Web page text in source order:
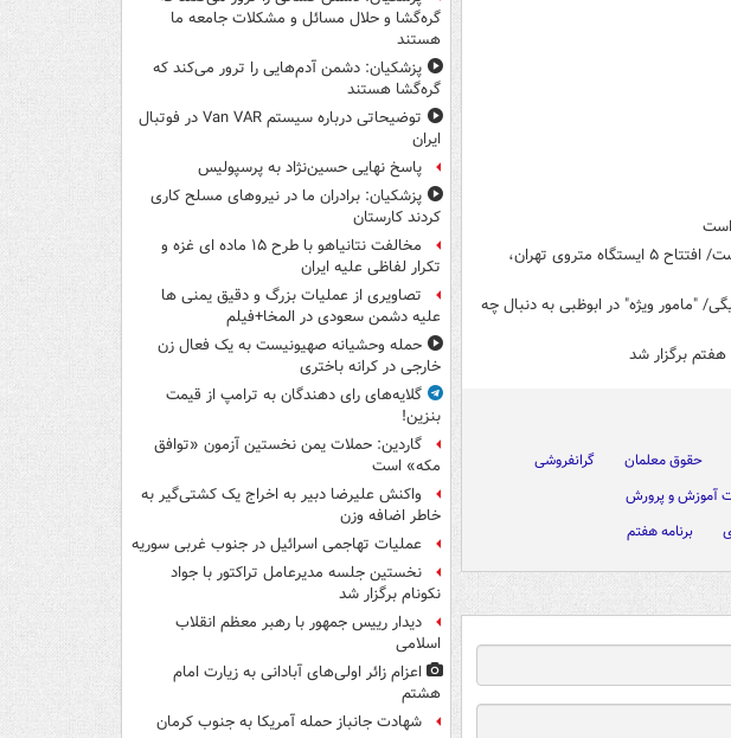
دشمن به دنبال تبدیل قوت‌های کشور به ناامیدی و ضعف است/ افتتاح ۵ ایستگاه متروی تهران،
"مامور ویژه" در ابوظبی به دنبال چه
برگزار شد
حقوق معلمان
گرانفروشی
آموزش و پرورش
برنامه هفتم
گره‌گشا و حلال مسائل و مشکلات جامعه ما
هستند
پزشکیان: دشمن آدم‌هایی را ترور می‌کند که
گره‌گشا هستند
توضیحاتی درباره سیستم Van VAR در فوتبال
ایران
پاسخ نهایی حسین‌نژاد به پرسپولیس
پزشکیان: برادران ما در نیروهای مسلح کاری
کردند کارستان
مخالفت نتانیاهو با طرح ۱۵ ماده ای غزه و
تکرار لفاظی علیه ایران
تصاویری از عملیات بزرگ و دقیق یمنی ها
علیه دشمن سعودی در المخا+فیلم
حمله وحشیانه صهیونیست به یک فعال زن
خارجی در کرانه باختری
گلایه‌های رای دهندگان به ترامپ از قیمت
بنزین!
گاردین: حملات یمن نخستین آزمون «توافق
مکه» است
واکنش علیرضا دبیر به اخراج یک کشتی‌گیر به
خاطر اضافه وزن
عملیات تهاجمی اسرائیل در جنوب غربی سوریه
نخستین جلسه مدیرعامل تراکتور با جواد
نکونام برگزار شد
دیدار رییس جمهور با رهبر معظم انقلاب
اسلامی
اعزام زائر اولی‌های آبادانی به زیارت امام
هشتم
شهادت جانباز حمله آمریکا به جنوب کرمان